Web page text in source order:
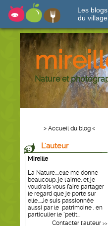
Les blogs
du village
Nature et
> Accueil du blog <
L'auteur
Mireille
La Nature....elle me donne
beaucoup, je l'aime, et je
voudrais vous faire partager
le regard que je porte sur
elle....Je suis passionnée
aussi par le patrimoine , en
particulier le "petit...
Contacter l'auteur >>